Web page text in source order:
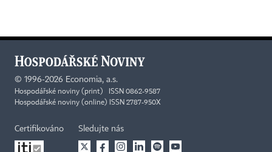
© 1996-2026 Economia, a.s.
Hospodářské noviny (print) ISSN 0862-9587
Hospodářské noviny (online) ISSN 2787-950X
Certifikováno Sledujte nás